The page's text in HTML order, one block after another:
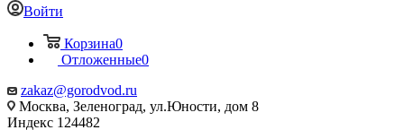
Войти
Корзина0
Отложенные0
zakaz@gorodvod.ru
Москва, Зеленоград, ул.Юности, дом 8
Индекс 124482